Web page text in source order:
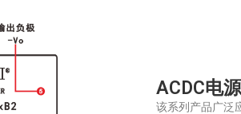
ACDC电
该系列产品广泛